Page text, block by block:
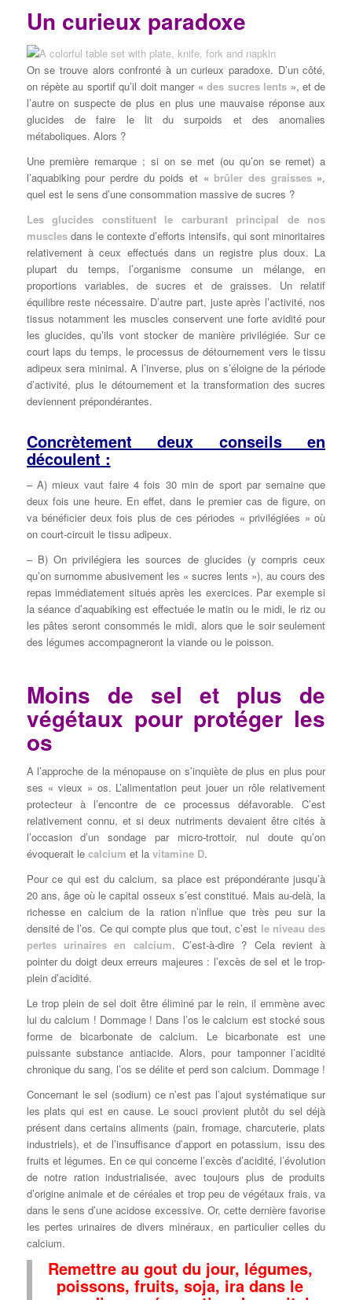
Un curieux paradoxe
On se trouve alors confronté à un curieux paradoxe. D’un côté,
on répète au sportif qu’il doit manger «des sucres lents », et de
l’autre on suspecte de plus en plus une mauvaise réponse aux
glucides de faire le lit du surpoids et des anomalies
métaboliques. Alors ?
Une première remarque ; si on se met (ou qu’on se remet) a
l’aquabiking pour perdre du poids et « brûler des graisses»,
quel est le sens d’une consommation massive de sucres ?
Les glucides constituent le carburant principal de nos
musclesdans le contexte d’efforts intensifs, qui sont minoritaires
relativement à ceux effectués dans un registre plus doux. La
plupart du temps, l’organisme consume un mélange, en
proportions variables, de sucres et de graisses. Un relatif
équilibre reste nécessaire. D’autre part, juste après l’activité, nos
tissus notamment les muscles conservent une forte avidité pour
les glucides, qu’ils vont stocker de manière privilégiée. Sur ce
court laps du temps, le processus de détournement vers le tissu
adipeux sera minimal. A l’inverse, plus on s’éloigne de la période
d’activité, plus le détournement et la transformation des sucres
deviennent prépondérantes.
Concrètement deux conseils en
découlent :
– A) mieux vaut faire 4 fois 30 min de sport par semaine que
deux fois une heure. En effet, dans le premier cas de figure, on
va bénéficier deux fois plus de ces périodes « privilégiées » où
on court-circuit le tissu adipeux.
– B) On privilégiera les sources de glucides (y compris ceux
qu’on surnomme abusivement les « sucres lents »), au cours des
repas immédiatement situés après les exercices. Par exemple si
la séance d’aquabiking est effectuée le matin ou le midi, le riz ou
les pâtes seront consommés le midi, alors que le soir seulement
des légumes accompagneront la viande ou le poisson.
Moins de sel et plus de
végétaux pour protéger les
os
A l’approche de la ménopause on s’inquiète de plus en plus pour
ses « vieux » os. L’alimentation peut jouer un rôle relativement
protecteur à l’encontre de ce processus défavorable. C’est
relativement connu, et si deux nutriments devaient être cités à
l’occasion d’un sondage par micro-trottoir, nul doute qu’on
évoquerait le calcium et la vitamine D.
Pour ce qui est du calcium, sa place est prépondérante jusqu’à
20 ans, âge où le capital osseux s’est constitué. Mais au-delà, la
richesse en calcium de la ration n’influe que très peu sur la
densité de l’os. Ce qui compte plus que tout, c’est le niveau des
pertes urinaires en calcium. C’est-à-dire ? Cela revient à
pointer du doigt deux erreurs majeures : l’excès de sel et le trop-
plein d’acidité.
Le trop plein de sel doit être éliminé par le rein, il emmène avec
lui du calcium ! Dommage ! Dans l’os le calcium est stocké sous
forme de bicarbonate de calcium. Le bicarbonate est une
puissante substance antiacide. Alors, pour tamponner l’acidité
chronique du sang, l’os se délite et perd son calcium. Dommage !
Concernant le sel (sodium) ce n’est pas l’ajout systématique sur
les plats qui est en cause. Le souci provient plutôt du sel déjà
présent dans certains aliments (pain, fromage, charcuterie, plats
industriels), et de l’insuffisance d’apport en potassium, issu des
fruits et légumes. En ce qui concerne l’excès d’acidité, l’évolution
de notre ration industrialisée, avec toujours plus de produits
d’origine animale et de céréales et trop peu de végétaux frais, va
dans le sens d’une acidose excessive. Or, cette dernière favorise
les pertes urinaires de divers minéraux, en particulier celles du
calcium.
Remettre au gout du jour, légumes,
poissons, fruits, soja, ira dans le